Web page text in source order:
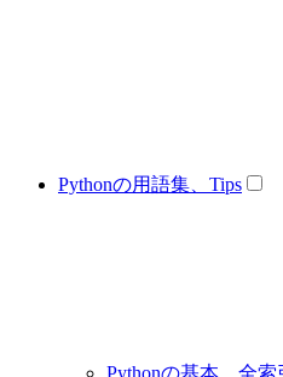
Pythonの用語集、Tips
Pythonの基本、全索